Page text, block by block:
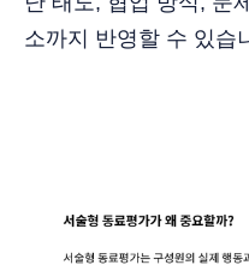
소까지 반영할 수 있습